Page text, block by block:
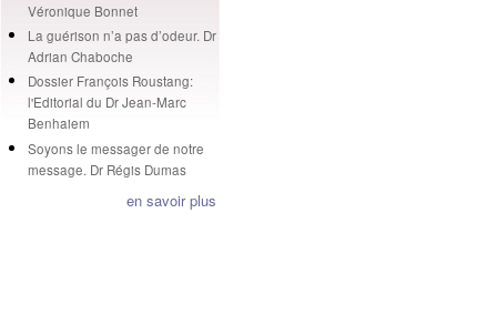
Véronique Bonnet
La guérison n’a pas d’odeur. Dr
Adrian Chaboche
Dossier François Roustang:
l'Editorial du Dr Jean-Marc
Benhaiem
Soyons le messager de notre
message. Dr Régis Dumas
en savoir plus